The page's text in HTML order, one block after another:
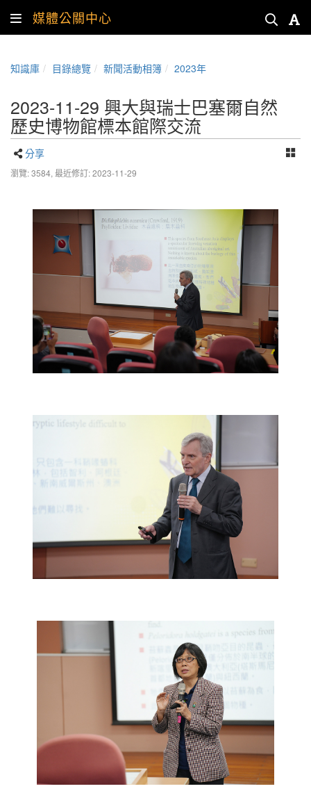
媒體公關中心
知識庫 目錄總覽 新聞活動相簿 2023年
2023-11-29 興大與瑞士巴塞爾自然
歷史博物館標本館際交流
分享
瀏覽: 3584, 最近修訂: 2023-11-29